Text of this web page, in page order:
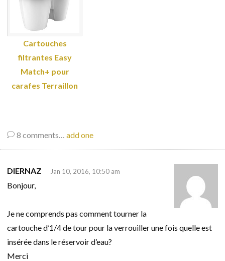
Cartouches
filtrantes Easy
Match+ pour
carafes Terraillon
8 comments… add one
DIERNAZ Jan 10, 2016, 10:50 am
Bonjour,
Je ne comprends pas comment tourner la
cartouche d’1/4 de tour pour la verrouiller une fois quelle est
insérée dans le réservoir d’eau?
Merci